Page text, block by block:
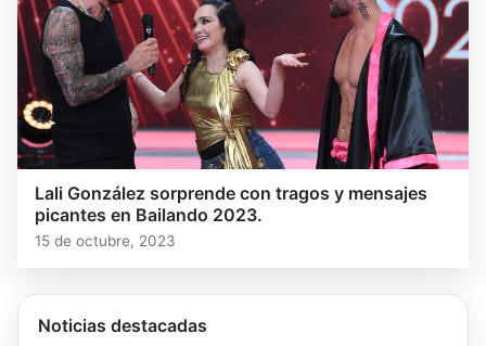
Lali González sorprende con tragos y mensajes
picantes en Bailando 2023.
15 de octubre, 2023
Noticias destacadas